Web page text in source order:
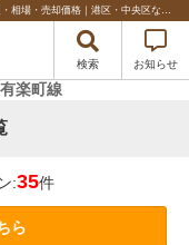
東京メトロ有楽町線のマンション情報｜購入・売り物件、売却査定・相場・売却価格｜港区・中央区などベイエリアの不動産のことならセンチュリー21プレミアムライフ
検索 お知らせ
楽町線
:35件
ら